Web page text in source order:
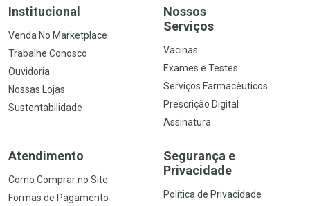
Institucional
Venda No Marketplace
Trabalhe Conosco
Ouvidoria
Nossas Lojas
Sustentabilidade
Nossos
Serviços
Vacinas
Exames e Testes
Serviços Farmacêuticos
Prescrição Digital
Assinatura
Atendimento
Como Comprar no Site
Formas de Pagamento
Segurança e
Privacidade
Política de Privacidade